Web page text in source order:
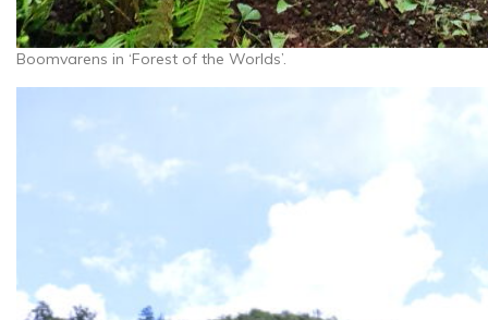
Boomvarens in ‘Forest of the Worlds’.